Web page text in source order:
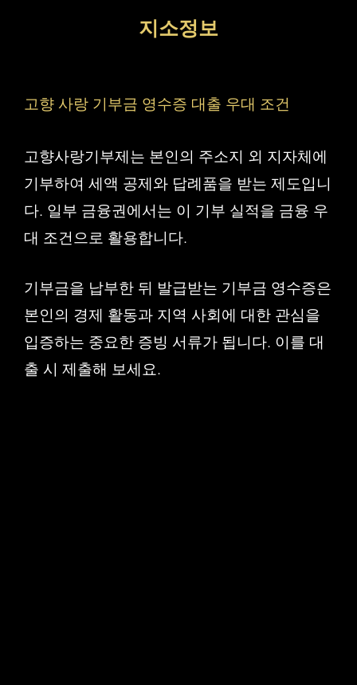
지소정보
고향 사랑 기부금 영수증 대출 우대 조건
고향사랑기부제는 본인의 주소지 외 지자체에
기부하여 세액 공제와 답례품을 받는 제도입니
다. 일부 금융권에서는 이 기부 실적을 금융 우
대 조건으로 활용합니다.
기부금을 납부한 뒤 발급받는 기부금 영수증은
본인의 경제 활동과 지역 사회에 대한 관심을
입증하는 중요한 증빙 서류가 됩니다. 이를 대
출 시 제출해 보세요.